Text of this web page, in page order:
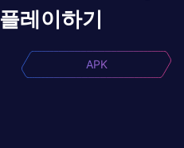
플레이하기
APK